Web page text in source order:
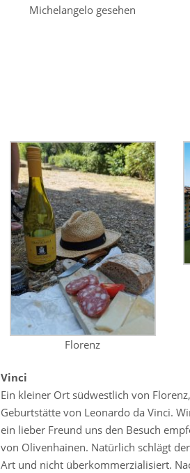
Michelangelo gesehen
Florenz
Vinci
Ein kleiner Ort südwestlich von
Geburtstätte von Leonardo da Vinci.
ein lieber Freund uns den Besuch
von Olivenhainen. Natürlich schlägt
Art und nicht überkommerzialisiert.